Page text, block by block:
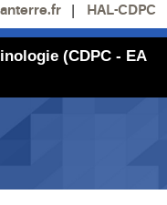
HAL-CDPC
(CDPC - EA